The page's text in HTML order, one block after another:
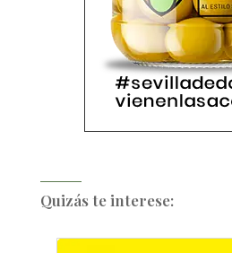
Quizás te interese: